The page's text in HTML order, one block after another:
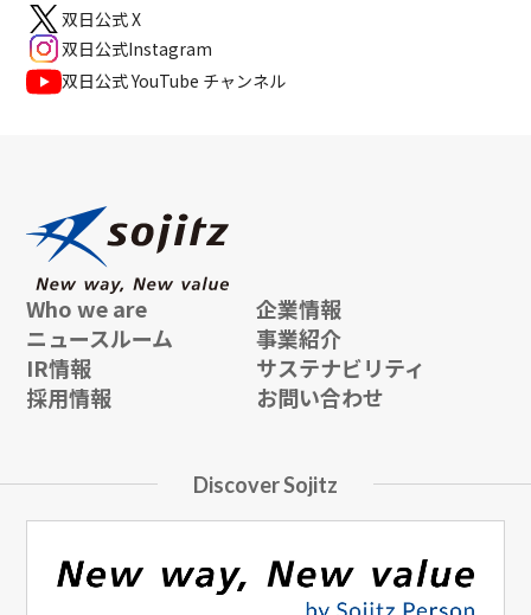
双日公式 X
双日公式Instagram
双日公式 YouTube チャンネル
Who we are
企業情報
ニュースルーム
事業紹介
IR情報
サステナビリティ
採用情報
お問い合わせ
Discover Sojitz